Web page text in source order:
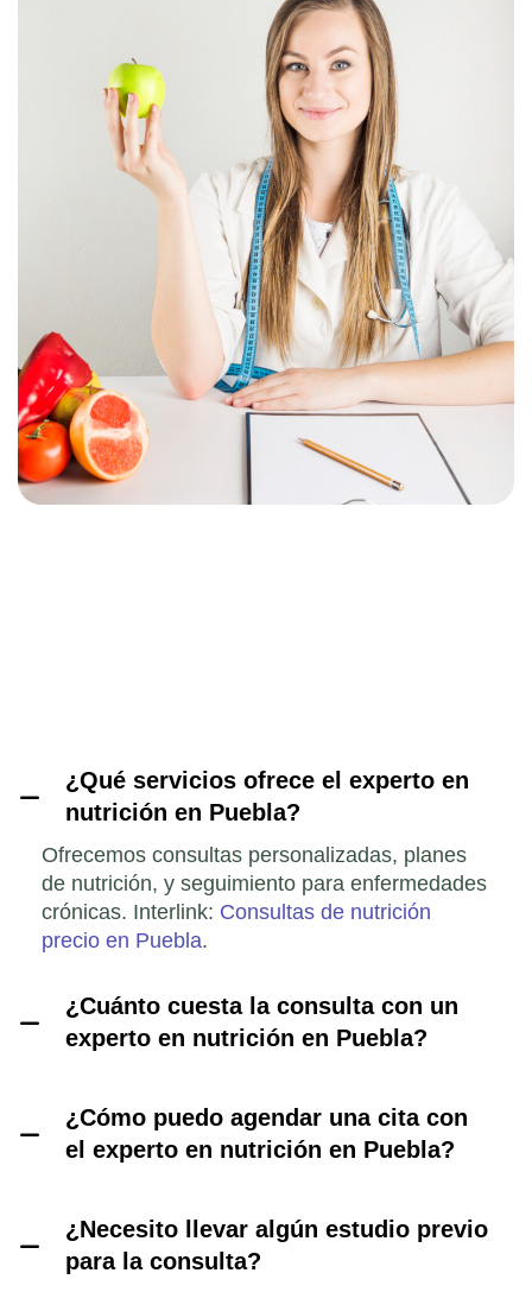
¿Qué servicios ofrece el experto en
nutrición en Puebla?
Ofrecemos consultas personalizadas, planes
de nutrición, y seguimiento para enfermedades
crónicas. Interlink: Consultas de nutrición
precio en Puebla.
¿Cuánto cuesta la consulta con un
experto en nutrición en Puebla?
¿Cómo puedo agendar una cita con
el experto en nutrición en Puebla?
¿Necesito llevar algún estudio previo
para la consulta?